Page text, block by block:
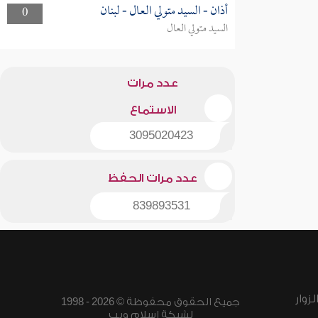
0
أذان - السيد متولي العال - لبنان
السيد متولي العال
عدد مرات
الاستماع
3095020423
عدد مرات الحفظ
839893531
جميع الحقوق محفوظة © 2026 - 1998
لشبكة إسلام ويب